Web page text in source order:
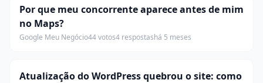
Por que meu concorrente aparece antes de mim
no Maps?
Google Meu Negócio44 votos4 respostashá 5 meses
Atualização do WordPress quebrou o site: como